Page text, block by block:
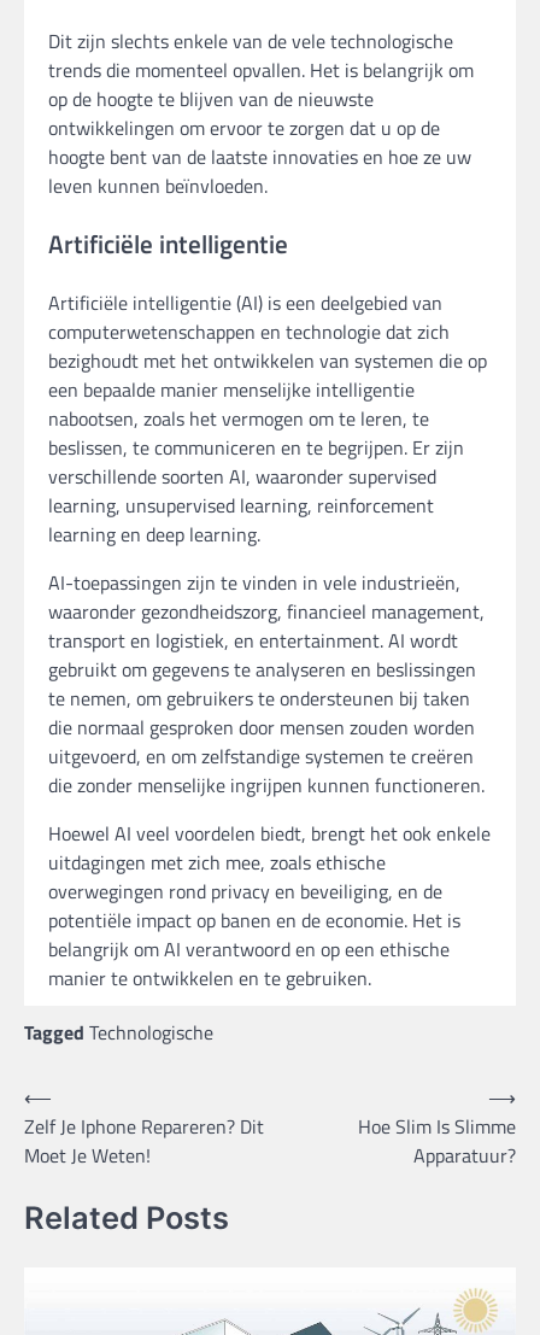
Dit zijn slechts enkele van de vele technologische
trends die momenteel opvallen. Het is belangrijk om
op de hoogte te blijven van de nieuwste
ontwikkelingen om ervoor te zorgen dat u op de
hoogte bent van de laatste innovaties en hoe ze uw
leven kunnen beïnvloeden.
Artificiële intelligentie
Artificiële intelligentie (AI) is een deelgebied van
computerwetenschappen en technologie dat zich
bezighoudt met het ontwikkelen van systemen die op
een bepaalde manier menselijke intelligentie
nabootsen, zoals het vermogen om te leren, te
beslissen, te communiceren en te begrijpen. Er zijn
verschillende soorten AI, waaronder supervised
learning, unsupervised learning, reinforcement
learning en deep learning.
AI-toepassingen zijn te vinden in vele industrieën,
waaronder gezondheidszorg, financieel management,
transport en logistiek, en entertainment. AI wordt
gebruikt om gegevens te analyseren en beslissingen
te nemen, om gebruikers te ondersteunen bij taken
die normaal gesproken door mensen zouden worden
uitgevoerd, en om zelfstandige systemen te creëren
die zonder menselijke ingrijpen kunnen functioneren.
Hoewel AI veel voordelen biedt, brengt het ook enkele
uitdagingen met zich mee, zoals ethische
overwegingen rond privacy en beveiliging, en de
potentiële impact op banen en de economie. Het is
belangrijk om AI verantwoord en op een ethische
manier te ontwikkelen en te gebruiken.
Tagged Technologische
Bericht
navigatie
⟵
Zelf Je Iphone Repareren? Dit
Moet Je Weten!
Hoe Slim Is Slimme
Apparatuur?
⟶
Related Posts